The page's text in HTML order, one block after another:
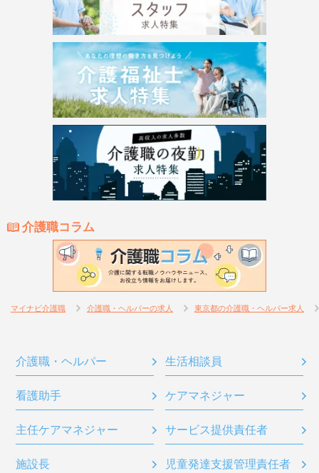
介護職コラム
マイナビ介護職 介護職・ヘルパーの求人 東京都の介護職・ヘルパー求人
介護職・ヘルパー 生活相談員
看護助手 ケアマネジャー
主任ケアマネジャー サービス提供責任者
施設長 児童発達支援管理責任者